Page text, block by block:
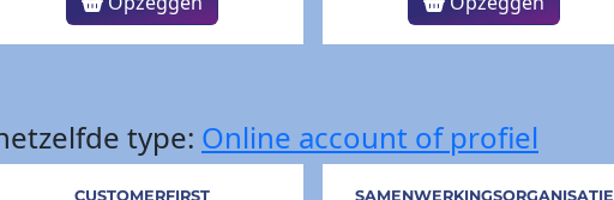
type: Online account of profiel
CUSTOMERFIRST
SAMENWERKINGSORGANISATIE